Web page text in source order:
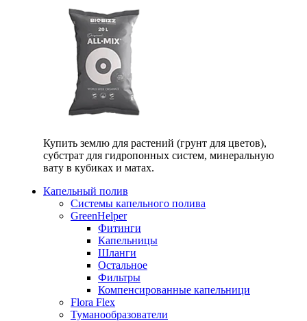
Купить землю для растений (грунт для цветов),
субстрат для гидропонных систем, минеральную
вату в кубиках и матах.
Капельный полив
Системы капельного полива
GreenHelper
Фитинги
Капельницы
Шланги
Остальное
Фильтры
Компенсированные капельници
Flora Flex
Туманообразователи